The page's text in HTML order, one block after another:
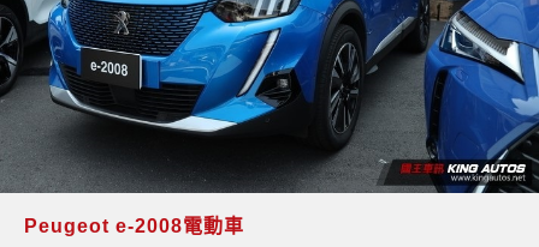
Peugeot e-2008電動車